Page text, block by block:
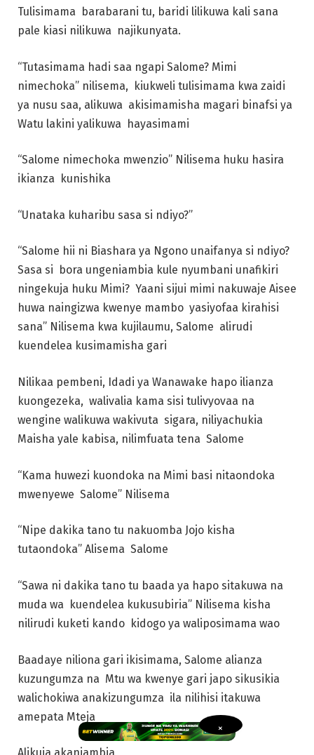
Tulisimama barabarani tu, baridi lilikuwa kali sana
pale kiasi nilikuwa najikunyata.
“Tutasimama hadi saa ngapi Salome? Mimi
nimechoka” nilisema, kiukweli tulisimama kwa zaidi
ya nusu saa, alikuwa akisimamisha magari binafsi ya
Watu lakini yalikuwa hayasimami
“Salome nimechoka mwenzio” Nilisema huku hasira
ikianza kunishika
“Unataka kuharibu sasa si ndiyo?”
“Salome hii ni Biashara ya Ngono unaifanya si ndiyo?
Sasa si bora ungeniambia kule nyumbani unafikiri
ningekuja huku Mimi? Yaani sijui mimi nakuwaje Aisee
huwa naingizwa kwenye mambo yasiyofaa kirahisi
sana” Nilisema kwa kujilaumu, Salome alirudi
kuendelea kusimamisha gari
Nilikaa pembeni, Idadi ya Wanawake hapo ilianza
kuongezeka, walivalia kama sisi tulivyovaa na
wengine walikuwa wakivuta sigara, niliyachukia
Maisha yale kabisa, nilimfuata tena Salome
“Kama huwezi kuondoka na Mimi basi nitaondoka
mwenyewe Salome” Nilisema
“Nipe dakika tano tu nakuomba Jojo kisha
tutaondoka” Alisema Salome
“Sawa ni dakika tano tu baada ya hapo sitakuwa na
muda wa kuendelea kukusubiria” Nilisema kisha
nilirudi kuketi kando kidogo ya waliposimama wao
Baadaye niliona gari ikisimama, Salome alianza
kuzungumza na Mtu wa kwenye gari japo sikusikia
walichokiwa anakizungumza ila nilihisi itakuwa
amepata Mteja
×